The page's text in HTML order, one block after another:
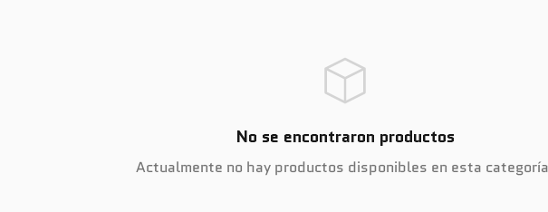
No se encontraron productos
Actualmente no hay productos disponibles en esta